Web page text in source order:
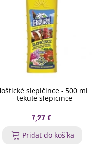
slepičince - 500 ml
- tekuté slepičince
7,27 €
Pridať do košíka